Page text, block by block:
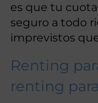
es que tu
seguro a todo
imprevistos
Renting
renting